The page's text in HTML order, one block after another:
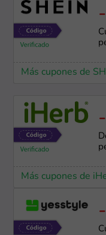
Más cupones de
Más cupones de